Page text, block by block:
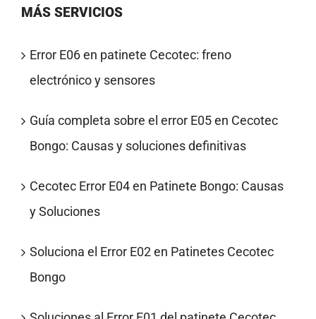
MÁS SERVICIOS
Error E06 en patinete Cecotec: freno
electrónico y sensores
Guía completa sobre el error E05 en Cecotec
Bongo: Causas y soluciones definitivas
Cecotec Error E04 en Patinete Bongo: Causas
y Soluciones
Soluciona el Error E02 en Patinetes Cecotec
Bongo